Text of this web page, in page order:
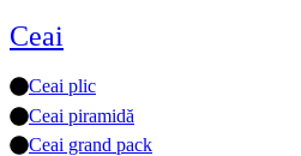
Ceai
Ceai plic
Ceai piramidă
Ceai grand pack